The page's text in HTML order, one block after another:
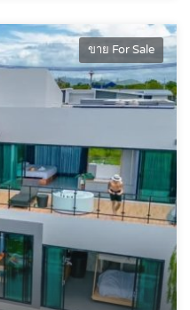
ขาย For Sale